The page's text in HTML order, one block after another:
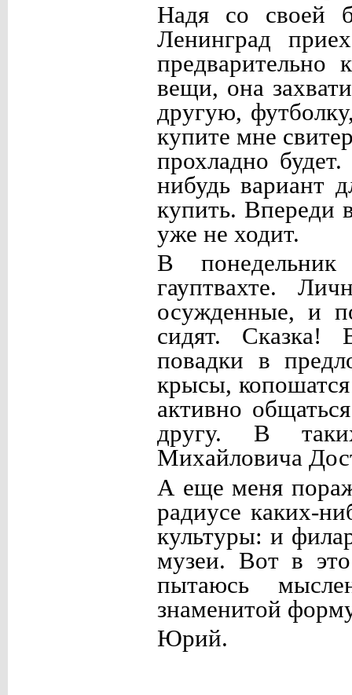
Надя со своей
Ленинград
вещи, она
другую,
купите мне
прохладно
нибудь вариант
купить. Впереди
уже не ходит.
В
гауптвахте.
осужденные, и
сидят. Сказка!
повадки в
крысы,
активно
другу. В
Михайловича
А еще меня
радиусе каких-
культуры: и
музеи. Вот в
пытаюсь
знаменитой
Юрий.